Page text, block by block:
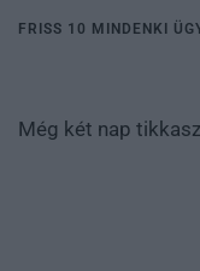
FRISS 10 MINDENKI
Még két nap